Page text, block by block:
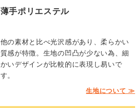
薄手ポリエステル
他の素材と比べ光沢感があり、柔らかい
質感が特徴。生地の凹凸が少ない為、細
かいデザインが比較的に表現し易いで
す。
生地について ≫